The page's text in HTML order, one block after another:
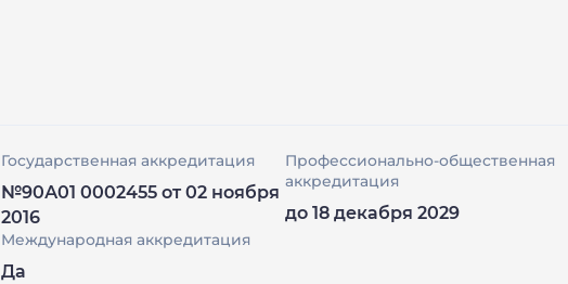
Государственная аккредитация
№90А01 0002455 от 02 ноября
2016
Профессионально-общественная
аккредитация
до 18 декабря 2029
Международная аккредитация
Да